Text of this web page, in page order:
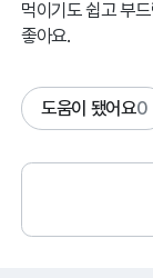
먹이기도 쉽고 부
좋아요.
도움이 됐어요0